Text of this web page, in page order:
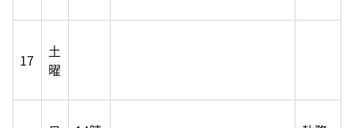
17
土
曜